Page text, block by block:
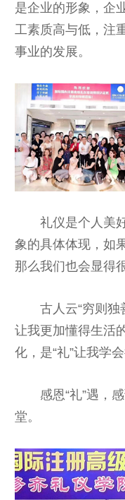
是企业的形象，企
工素质高与低，注
事业的发展。
礼仪是个人美
象的具体体现，如
那么我们也会显得
古人云“穷则独
让我更加懂得生活
化，是“礼”让我学
感恩“礼”遇，
堂。